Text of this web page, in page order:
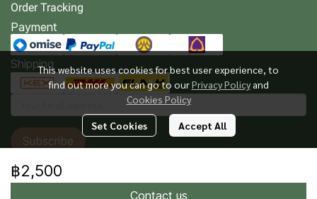
฿2,500
Contact us
This website uses cookies for best user experience, to
find out more you can go to ourPrivacy Policy and
Cookies Policy
Set Cookies Accept All
Order Tracking
Payment
Shipping
Subscribe